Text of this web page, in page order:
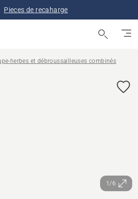
Pieces de recaharge
herbes et débroussailleuses combinés
1/6